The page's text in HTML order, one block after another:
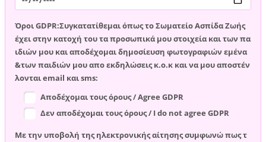
Όροι GDPR:Συγκατατίθεμαι όπως το Σωματείο Ασπίδα Ζωής
έχει στην κατοχή του τα προσωπικά μου στοιχεία και των πα
ιδιών μου και αποδέχομαι δημοσίευση φωτογραφιών εμένα
&των παιδιών μου απο εκδηλώσεις κ.ο.κ και να μου αποστέν
λονται email και sms:
Αποδέχομαι τους όρους / Agree GDPR
Δεν αποδέχομαι τους όρους / I do not agree GDPR
Με την υποβολή της ηλεκτρονικής αίτησης συμφωνώ πως τ